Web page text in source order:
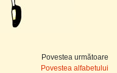
Povestea următoare
Povestea alfabetului